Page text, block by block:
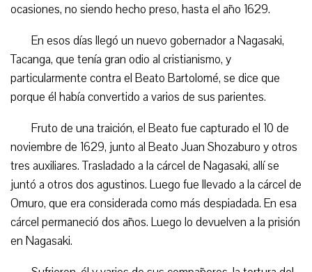
ocasiones, no siendo hecho preso, hasta el año 1629.
En esos días llegó un nuevo gobernador a Nagasaki,
Tacanga, que tenía gran odio al cristianismo, y
particularmente contra el Beato Bartolomé, se dice que
porque él había convertido a varios de sus parientes.
Fruto de una traición, el Beato fue capturado el 10 de
noviembre de 1629, junto al Beato Juan Shozaburo y otros
tres auxiliares. Trasladado a la cárcel de Nagasaki, allí se
juntó a otros dos agustinos. Luego fue llevado a la cárcel de
Omuro, que era considerada como más despiadada. En esa
cárcel permaneció dos años. Luego lo devuelven a la prisión
en Nagasaki.